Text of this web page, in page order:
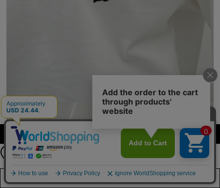
カラーを選択する（フリーサイズ）
店舗在庫を見る
【期間限定】
新規会員登録キャンペーン開催！
8月31日（月）23：59まで
詳しくは
こちら